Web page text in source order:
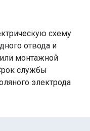
схему
отвода и
монтажной
службы
электрода